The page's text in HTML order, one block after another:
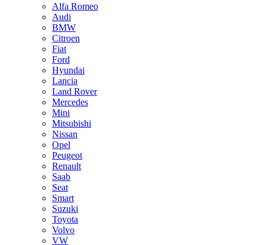
Alfa Romeo
Audi
BMW
Citroen
Fiat
Ford
Hyundai
Lancia
Land Rover
Mercedes
Mini
Mitsubishi
Nissan
Opel
Peugeot
Renault
Saab
Seat
Smart
Suzuki
Toyota
Volvo
VW